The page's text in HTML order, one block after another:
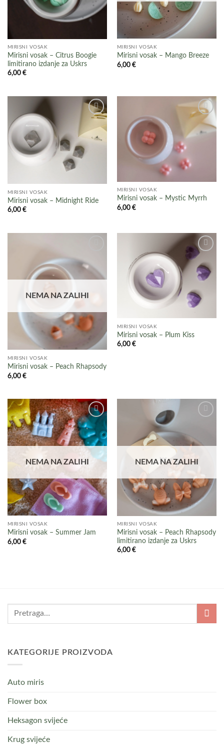
MIRISNI VOSAK
Mirisni vosak – Citrus Boogie
limitirano izdanje za Uskrs
6,00 €
MIRISNI VOSAK
Mirisni vosak – Mango Breeze
6,00 €
wishlist
MIRISNI VOSAK
Mirisni vosak – Midnight Ride
6,00 €
wishlist
MIRISNI VOSAK
Mirisni vosak – Mystic Myrrh
6,00 €
wishlist
NEMA NA ZALIHI
MIRISNI VOSAK
Mirisni vosak – Peach Rhapsody
6,00 €
Add to
wishlist
MIRISNI VOSAK
Mirisni vosak – Plum Kiss
6,00 €
Add to
wishlist
NEMA NA ZALIHI
MIRISNI VOSAK
Mirisni vosak – Summer Jam
6,00 €
NEMA NA ZALIHI
MIRISNI VOSAK
Mirisni vosak – Peach Rhapsody
limitirano izdanje za Uskrs
6,00 €
KATEGORIJE PROIZVODA
Auto miris
Flower box
Heksagon svijeće
Krug svijeće